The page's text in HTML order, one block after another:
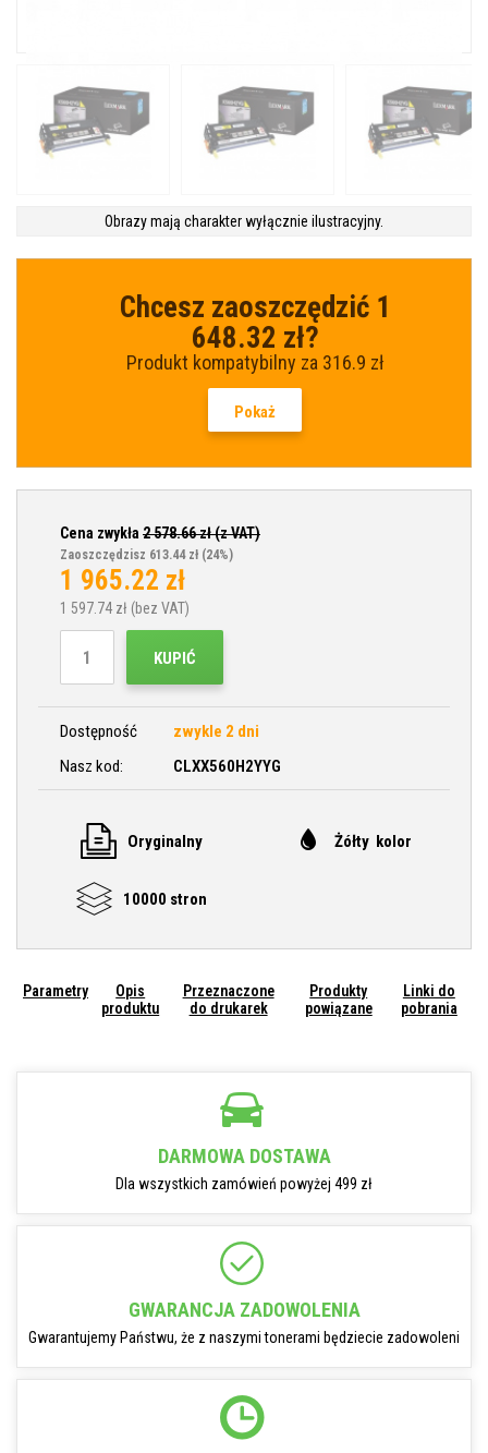
Obrazy mają charakter wyłącznie ilustracyjny.
Chcesz zaoszczędzić 1
648.32 zł?
Produkt kompatybilny za 316.9 zł
Pokaż
Cena zwykła 2 578.66zł (z VAT)
Zaoszczędzisz 613.44 zł (24%)
1 965.22 zł
1 597.74 zł (bez VAT)
KUPIĆ
Dostępność
zwykle 2 dni
Nasz kod:
CLXX560H2YYG
Oryginalny Żółty kolor
10000 stron
Parametry
Opis
produktu
Przeznaczone
do drukarek
Produkty
powiązane
Linki do
pobrania
DARMOWA DOSTAWA
Dla wszystkich zamówień powyżej 499 zł
GWARANCJA ZADOWOLENIA
Gwarantujemy Państwu, że z naszymi tonerami będziecie zadowoleni